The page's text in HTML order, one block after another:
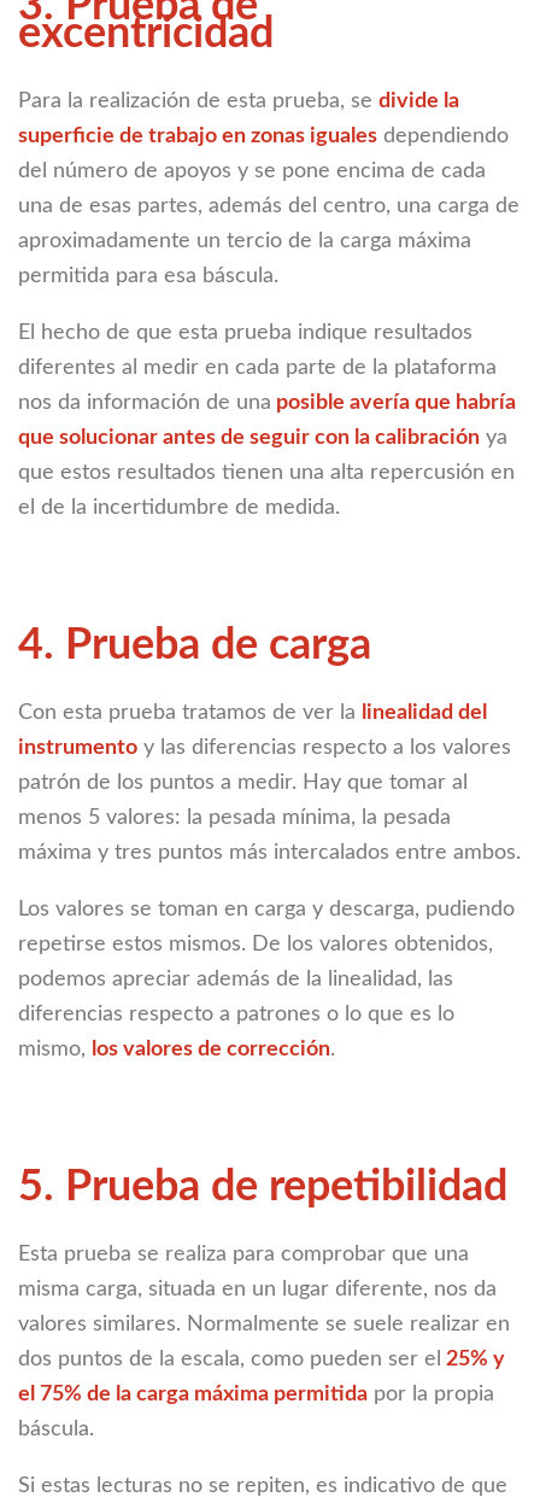
excentricidad
Para la realización de esta prueba, se divide la
superficie de trabajo en zonas iguales dependiendo
del número de apoyos y se pone encima de cada
una de esas partes, además del centro, una carga de
aproximadamente un tercio de la carga máxima
permitida para esa báscula.
El hecho de que esta prueba indique resultados
diferentes al medir en cada parte de la plataforma
nos da información de una posible avería que habría
que solucionar antes de seguir con la calibración ya
que estos resultados tienen una alta repercusión en
el de la incertidumbre de medida.
4. Prueba de carga
Con esta prueba tratamos de ver la
linealidad del
instrumento y las diferencias respecto a los valores
patrón de los puntos a medir. Hay que tomar al
menos 5 valores: la pesada mínima, la pesada
máxima y tres puntos más intercalados entre ambos.
Los valores se toman en carga y descarga, pudiendo
repetirse estos mismos. De los valores obtenidos,
podemos apreciar además de la linealidad, las
diferencias respecto a patrones o lo que es lo
mismo, los valores de corrección.
5. Prueba de repetibilidad
Esta prueba se realiza para comprobar que una
misma carga, situada en un lugar diferente, nos da
valores similares. Normalmente se suele realizar en
dos puntos de la escala, como pueden ser el 25% y
el 75% de la carga máxima permitida por la propia
báscula.
Si estas lecturas no se repiten, es indicativo de que